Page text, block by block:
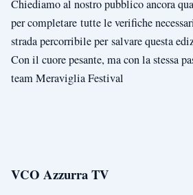
Chiediamo al nostro pubblico ancora
per completare tutte le verifiche
strada percorribile per salvare questa
Con il cuore pesante, ma con la stessa
team Meraviglia Festival
VCO Azzurra TV